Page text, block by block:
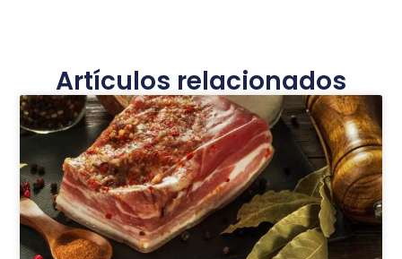
Artículos relacionados